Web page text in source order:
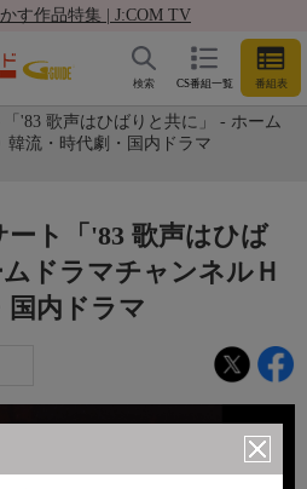
す作品特集 | J:COM TV
CS番組一覧 番組表
検索
'83 歌声はひばりと共に」 - ホーム
韓流・時代劇・国内ドラマ
ト「'83 歌声はひば
ドラマチャンネルＨ
国内ドラマ